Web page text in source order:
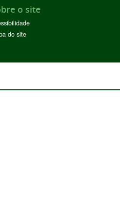
o site
do site